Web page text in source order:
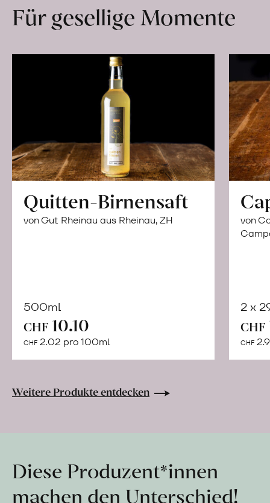
Hof
erfahren
Für gesellige Momente
Quitten-Birnensaft
von Gut Rheinau aus Rheinau, ZH
500ml
CHF 10.10
CHF 2.02 pro 100ml
Warenkorb
von
2 x
CHF
CHF
Weitere Produkte entdecken
Diese Produzent*innen
machen den Unterschied!